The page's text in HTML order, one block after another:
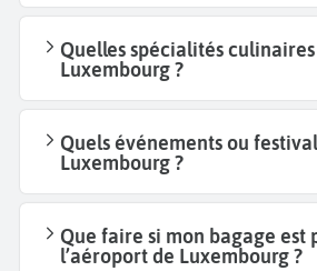
Quelles spécialités
Luxembourg ?
Quels événements ou
Luxembourg ?
Que faire si mon bagage est
l’aéroport de Luxembourg ?